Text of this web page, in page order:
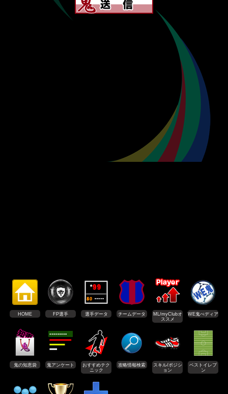
HOME FP選手 選手データ チームデータ
ML/myClubオ
ススメ
WE鬼ぺディア
鬼の知恵袋 鬼アンケート
おすすめテク
ニック
攻略情報検索
スキル/ポジシ
ョン
ベストイレブ
ン